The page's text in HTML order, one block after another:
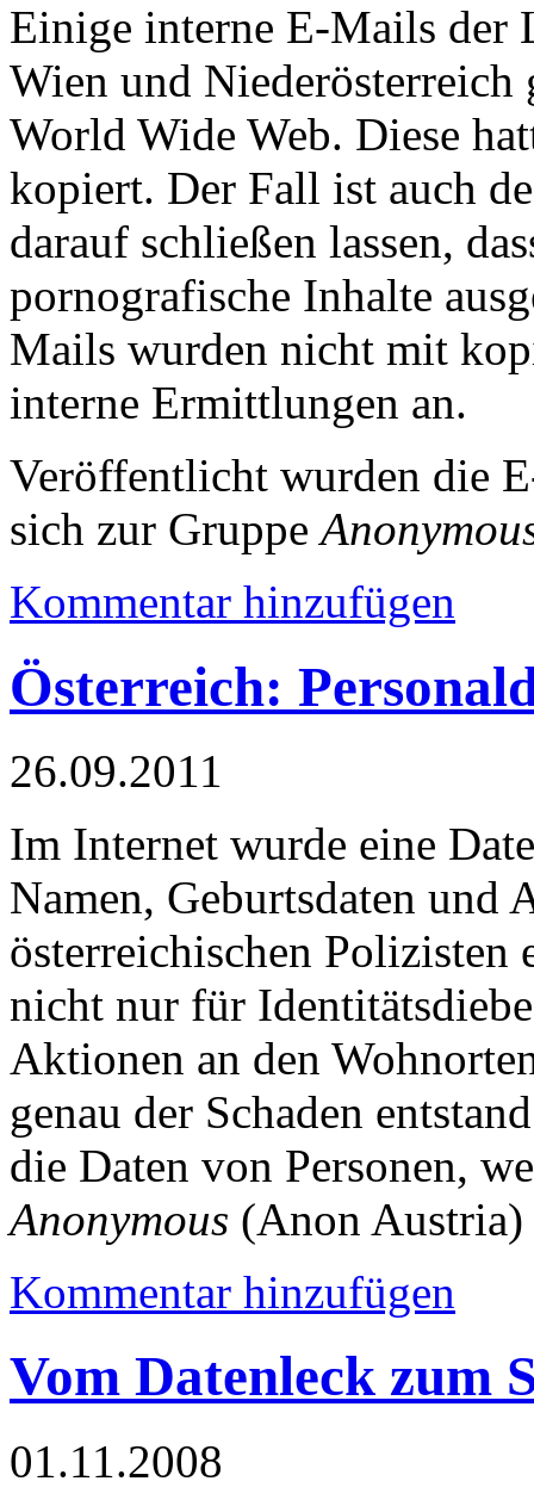
Einige interne E-Mails der
Wien und
World Wide Web. Diese
kopiert. Der Fall ist auch
darauf schließen lassen,
pornografische Inhalte
Mails wurden nicht mit
interne Ermittlungen an.
Veröffentlicht wurden die
sich zur Gruppe
Kommentar hinzufügen
Österreich:
26.09.2011
Im Internet wurde eine
Namen, Geburtsdaten und
österreichischen Polizisten
nicht nur für
Aktionen an den
genau der Schaden
die Daten von Personen,
Anonymous (Anon Austria)
Kommentar hinzufügen
Vom Datenleck zum
01.11.2008